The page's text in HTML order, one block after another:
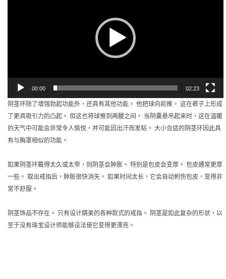
00:00 02:23
阴茎环除了增强勃起功能外，还具有其他功能。 他把球向前推。 这在裤子上形成
了更具吸引力的凸起。 但这也将球推到两腿之间。 当阴囊悬吊起来时，这在温暖
的天气中可能会非常令人愉悦，并可能因出汗而发粘。 大小合适的阴茎环因此具
有与胸罩相似的功能。
如果阴茎环戴得太久或太窄，则阴茎会肿胀。 特别是包皮会变厚。 包皮通常更厚
一些。 取出戒指后，肿胀很快消失。 如果时间太长，它会自动刺伤包皮，变得非
常不舒服。
阴茎饰品不存在。 只有设计精美的各种款式的戒指。 阴茎是如此复杂的形状，以
至于没有珠宝设计师能够设法使它变得更漂亮。